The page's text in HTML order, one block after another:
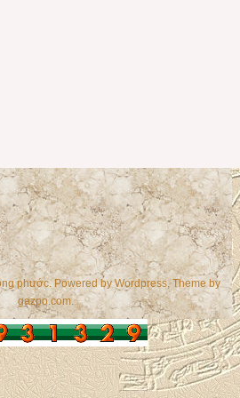
phước. Powered byWordpress, Theme by
gazpo.com.